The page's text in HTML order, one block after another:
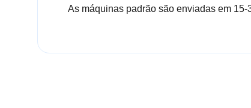
As máquinas padrão são enviadas em